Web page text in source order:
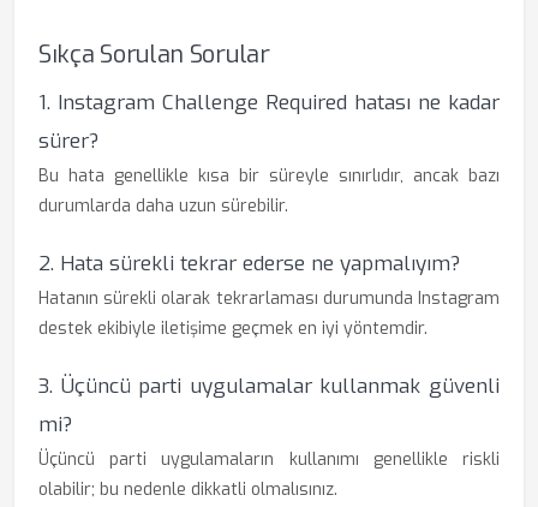
Sıkça Sorulan Sorular
1. Instagram Challenge Required hatası ne kadar
sürer?
Bu hata genellikle kısa bir süreyle sınırlıdır, ancak bazı
durumlarda daha uzun sürebilir.
2. Hata sürekli tekrar ederse ne yapmalıyım?
Hatanın sürekli olarak tekrarlaması durumunda Instagram
destek ekibiyle iletişime geçmek en iyi yöntemdir.
3. Üçüncü parti uygulamalar kullanmak güvenli
mi?
Üçüncü parti uygulamaların kullanımı genellikle riskli
olabilir; bu nedenle dikkatli olmalısınız.